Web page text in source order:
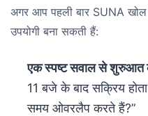
अगर आप पहली बार SUNA
उपयोगी बना सकती हैं:
एक स्पष्ट सवाल से शुरुआत
11 बजे के बाद सक्रिय
समय ओवरलैप करते हैं?”